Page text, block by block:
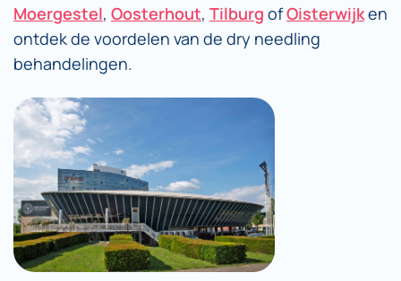
Moergestel, Oosterhout, Tilburg ofOisterwijken
ontdek de voordelen van de dry needling
behandelingen.